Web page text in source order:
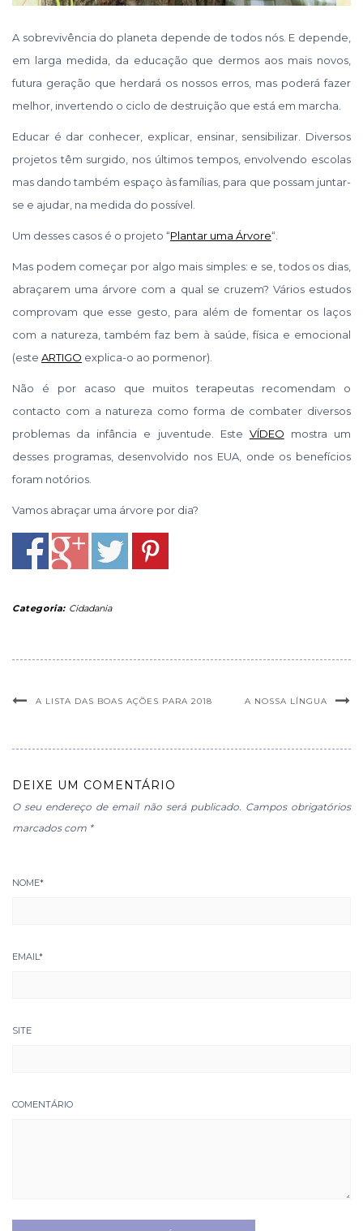
A sobrevivência do planeta depende de todos nós. E depende,
em larga medida, da educação que dermos aos mais novos,
futura geração que herdará os nossos erros, mas poderá fazer
melhor, invertendo o ciclo de destruição que está em marcha.
Educar é dar conhecer, explicar, ensinar, sensibilizar. Diversos
projetos têm surgido, nos últimos tempos, envolvendo escolas
mas dando também espaço às famílias, para que possam juntar-
se e ajudar, na medida do possível.
Um desses casos é o projeto “Plantar uma Árvore“.
Mas podem começar por algo mais simples: e se, todos os dias,
abraçarem uma árvore com a qual se cruzem? Vários estudos
comprovam que esse gesto, para além de fomentar os laços
com a natureza, também faz bem à saúde, física e emocional
(este ARTIGO explica-o ao pormenor).
Não é por acaso que muitos terapeutas recomendam o
contacto com a natureza como forma de combater diversos
problemas da infância e juventude. Este VÍDEO mostra um
desses programas, desenvolvido nos EUA, onde os benefícios
foram notórios.
Vamos abraçar uma árvore por dia?
Categoria: Cidadania
A LISTA DAS BOAS AÇÕES PARA 2018 A NOSSA LÍNGUA
DEIXE UM COMENTÁRIO
O seu endereço de email não será publicado. Campos obrigatórios
marcados com *
NOME*
EMAIL*
SITE
COMENTÁRIO